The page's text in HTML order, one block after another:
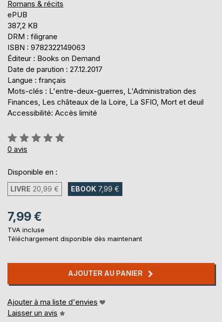
Romans & récits
ePUB
387,2 KB
DRM : filigrane
ISBN : 9782322149063
Éditeur : Books on Demand
Date de parution : 27.12.2017
Langue : français
Mots-clés : L'entre-deux-guerres, L'Administration des
Finances, Les châteaux de la Loire, La SFIO, Mort et deuil
Accessibilité: Accès limité
Évaluation:
0%
0 avis
Disponible en :
LIVRE 20,99 € EBOOK 7,99 €
7,99 €
TVA incluse
Téléchargement disponible dès maintenant
AJOUTER AU PANIER
Ajouter à ma liste d'envies
Laisser un avis